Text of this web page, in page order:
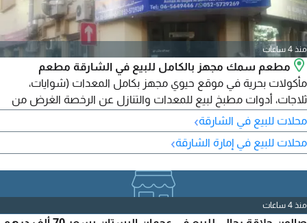
منذ 4 ساعات
مطعم سمك مجهز بالكامل للبيع في الشارقة مطعم
مأكولات بحرية في موقع حيوي مجهز بكامل المعدات (شوايات،
ثلاجات، أدوات مطبخ لبيع للمعدات والتنازل عن الرخصة الغرض من
البيع لدواعي السفر
محلات للبيع في الشارقة›
محلات للبيع في إمارة الشارقة›
منذ 4 ساعات